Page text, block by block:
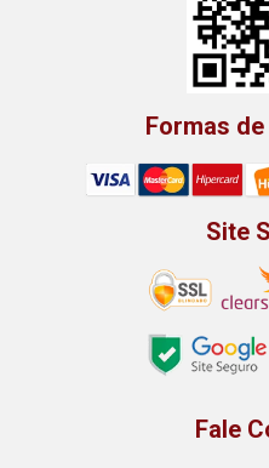
Formas
Site
Fale